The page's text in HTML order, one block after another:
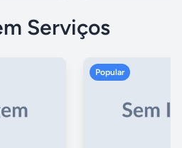
Serviços
Popular